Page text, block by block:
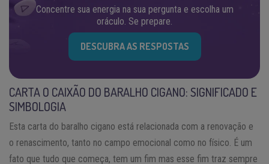
Concentre sua energia na sua pergunta e escolha um
oráculo. Se prepare.
DESCUBRA AS RESPOSTAS
CARTA O CAIXÃO DO BARALHO CIGANO: SIGNIFICADO E
SIMBOLOGIA
Esta carta do baralho cigano está relacionada com a renovação e
o renascimento, tanto no campo emocional como no físico. É um
fato que tudo que começa, tem um fim mas esse fim traz sempre